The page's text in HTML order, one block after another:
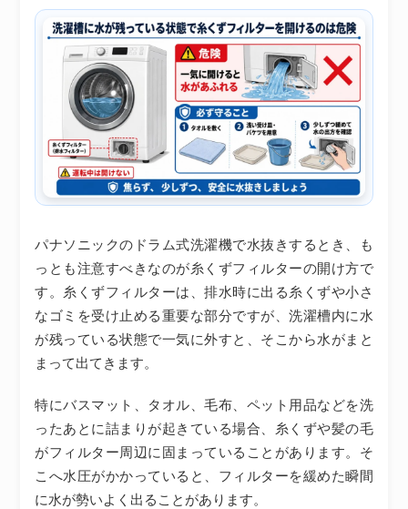
パナソニックのドラム式洗濯機で水抜きするとき、も
っとも注意すべきなのが糸くずフィルターの開け方で
す。糸くずフィルターは、排水時に出る糸くずや小さ
なゴミを受け止める重要な部分ですが、洗濯槽内に水
が残っている状態で一気に外すと、そこから水がまと
まって出てきます。
特にバスマット、タオル、毛布、ペット用品などを洗
ったあとに詰まりが起きている場合、糸くずや髪の毛
がフィルター周辺に固まっていることがあります。そ
こへ水圧がかかっていると、フィルターを緩めた瞬間
に水が勢いよく出ることがあります。